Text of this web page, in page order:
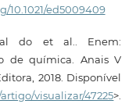
10.1021/ed5009409
do et al.. Enem:
de química. Anais V
2018. Disponível
visualizar/47225>.